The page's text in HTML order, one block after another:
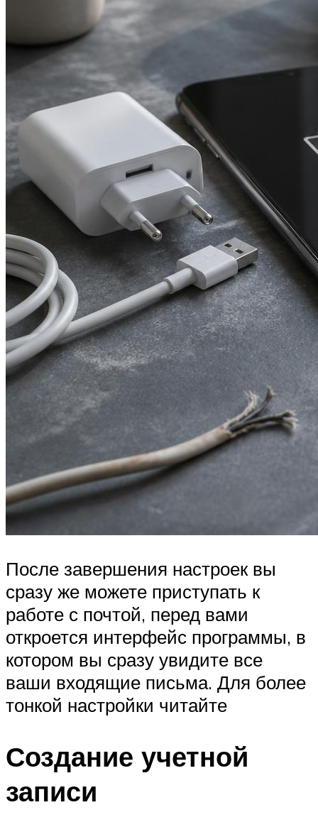
После завершения настроек вы
сразу же можете приступать к
работе с почтой, перед вами
откроется интерфейс программы, в
котором вы сразу увидите все
ваши входящие письма. Для более
тонкой настройки читайте
Создание учетной
записи